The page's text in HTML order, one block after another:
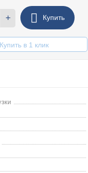
+ Купить
Купить в 1 клик